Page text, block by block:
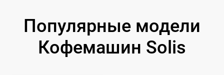
Популярные модели
Кофемашин Solis